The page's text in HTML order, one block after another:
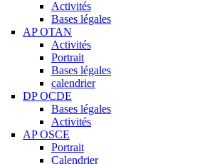
Activités
Bases légales
AP OTAN
Activités
Portrait
Bases légales
calendrier
DP OCDE
Bases légales
Activités
AP OSCE
Portrait
Calendrier